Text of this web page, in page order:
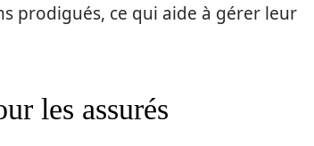
prodigués, ce qui aide à gérer leur
les assurés